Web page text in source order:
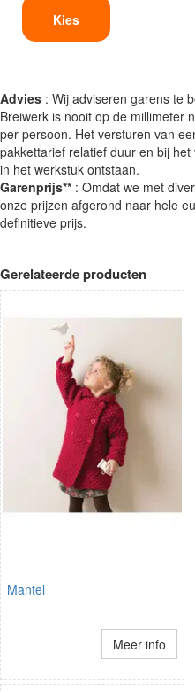
Kies
Advies : Wij adviseren garens te
Breiwerk is nooit op de millimeter
per persoon. Het versturen van
pakkettarief relatief duur en bij
in het werkstuk ontstaan.
Garenprijs** : Omdat we met
onze prijzen afgerond naar hele
definitieve prijs.
Gerelateerde producten
Mantel
Meer info